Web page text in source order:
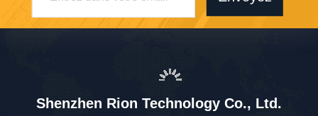
Shenzhen Rion Technology Co., Ltd.